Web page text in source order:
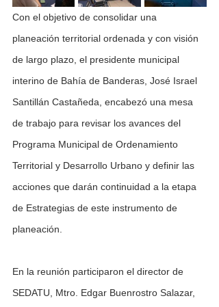
Con el objetivo de consolidar una
planeación territorial ordenada y con visión
de largo plazo, el presidente municipal
interino de Bahía de Banderas, José Israel
Santillán Castañeda, encabezó una mesa
de trabajo para revisar los avances del
Programa Municipal de Ordenamiento
Territorial y Desarrollo Urbano y definir las
acciones que darán continuidad a la etapa
de Estrategias de este instrumento de
planeación.
En la reunión participaron el director de
SEDATU, Mtro. Edgar Buenrostro Salazar,